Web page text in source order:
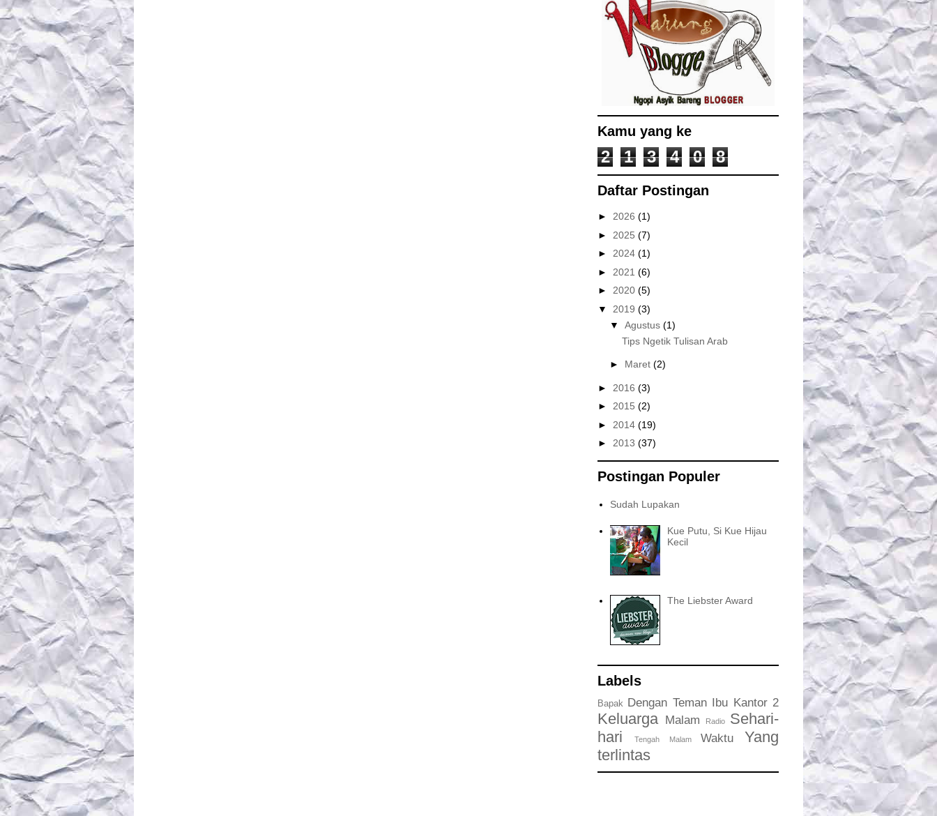
Kamu yang ke
2 1 3 4 0 8
Daftar Postingan
► 2026 (1)
► 2025 (7)
► 2024 (1)
► 2021 (6)
► 2020 (5)
▼ 2019 (3)
▼ Agustus (1)
Tips Ngetik Tulisan Arab
► Maret (2)
► 2016 (3)
► 2015 (2)
► 2014 (19)
► 2013 (37)
Postingan Populer
Sudah Lupakan
Kue Putu, Si Kue Hijau
Kecil
The Liebster Award
Labels
Bapak Dengan Teman Ibu Kantor 2
Keluarga Malam Radio
Sehari-
hari
Tengah Malam Waktu
Yang
terlintas